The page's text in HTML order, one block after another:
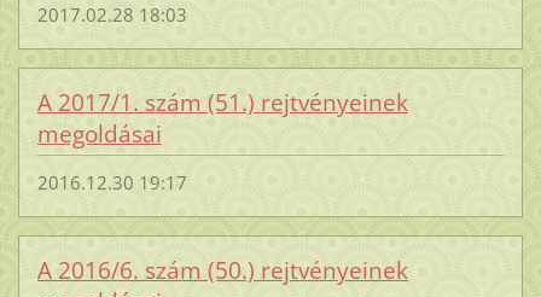
2017.02.28 18:03
A 2017/1. szám (51.) rejtvényeinek
megoldásai
2016.12.30 19:17
A 2016/6. szám (50.) rejtvényeinek